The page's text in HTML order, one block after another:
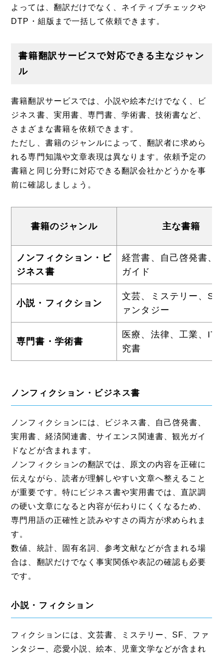
よっては、翻訳だけでなく、ネイティブチェックや
DTP・組版まで一括して依頼できます。
書籍翻訳サービスで対応できる主なジャン
ル
書籍翻訳サービスでは、小説や絵本だけでなく、ビ
ジネス書、実用書、専門書、学術書、技術書など、
さまざまな書籍を依頼できます。
ただし、書籍のジャンルによって、翻訳者に求めら
れる専門知識や文章表現は異なります。依頼予定の
書籍と同じ分野に対応できる翻訳会社かどうかを事
前に確認しましょう。
書籍のジャンル 主な書籍
ノンフィクション・ビ
ジネス書
経営書、自己啓発書、
ガイド
小説・フィクション
文芸、ミステリー、SF
ァンタジー
専門書・学術書
医療、法律、工業、IT
究書
ノンフィクション・ビジネス書
ノンフィクションには、ビジネス書、自己啓発書、
実用書、経済関連書、サイエンス関連書、観光ガイ
ドなどが含まれます。
ノンフィクションの翻訳では、原文の内容を正確に
伝えながら、読者が理解しやすい文章へ整えること
が重要です。特にビジネス書や実用書では、直訳調
の硬い文章になると内容が伝わりにくくなるため、
専門用語の正確性と読みやすさの両方が求められま
す。
数値、統計、固有名詞、参考文献などが含まれる場
合は、翻訳だけでなく事実関係や表記の確認も必要
です。
小説・フィクション
フィクションには、文芸書、ミステリー、SF、ファ
ンタジー、恋愛小説、絵本、児童文学などが含まれ